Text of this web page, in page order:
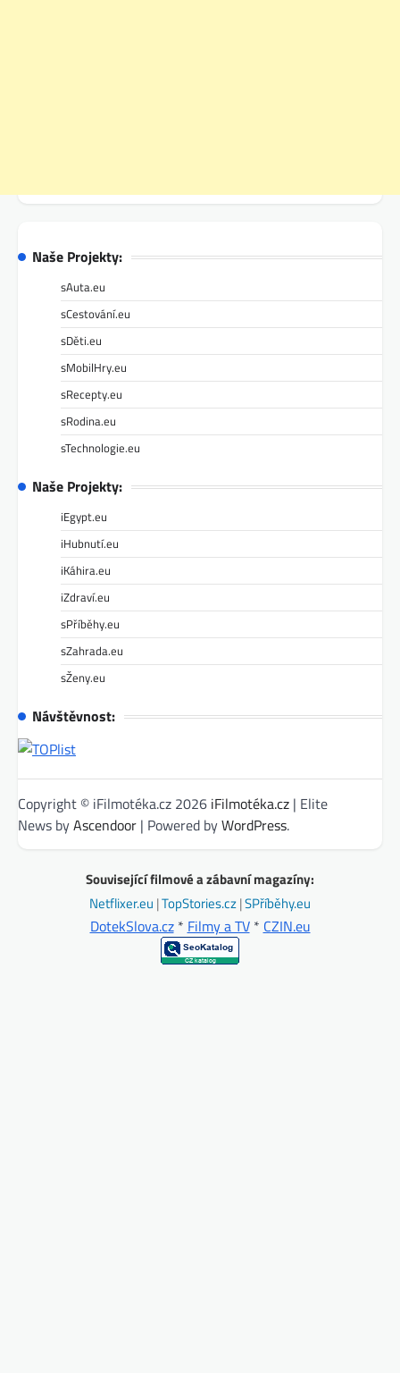
Naše Projekty:
sAuta.eu
sCestování.eu
sDěti.eu
sMobilHry.eu
sRecepty.eu
sRodina.eu
sTechnologie.eu
Naše Projekty:
iEgypt.eu
iHubnutí.eu
iKáhira.eu
iZdraví.eu
sPříběhy.eu
sZahrada.eu
sŽeny.eu
Návštěvnost:
Copyright © iFilmotéka.cz 2026 iFilmotéka.cz | Elite
News byAscendoor | Powered byWordPress.
Související filmové a zábavní magazíny:
Netflixer.eu |TopStories.cz|SPříběhy.eu
DotekSlova.cz* Filmy a TV* CZIN.eu